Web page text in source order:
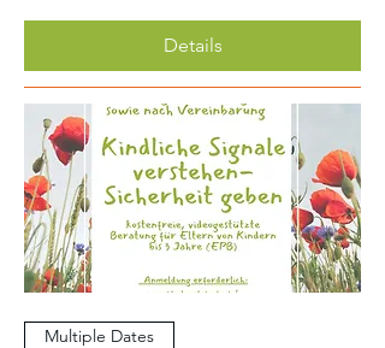
Details
Multiple Dates